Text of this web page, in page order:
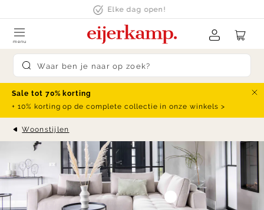
klanten beoordelen ons met een
Submit search
menu
Sale tot 70% korting
+ 10% korting op de complete collectie in onze winkels >
Woonstijlen